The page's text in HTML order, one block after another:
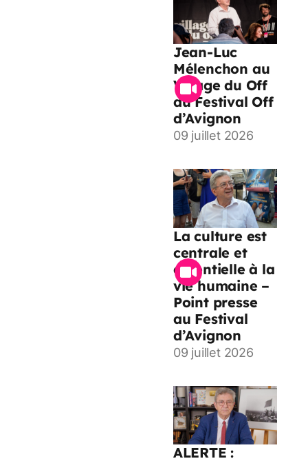
Jean-Luc
Mélenchon au
Village du Off
du Festival Off
d’Avignon
09 juillet 2026
La culture est
centrale et
essentielle à la
vie humaine –
Point presse
au Festival
d’Avignon
09 juillet 2026
ALERTE :